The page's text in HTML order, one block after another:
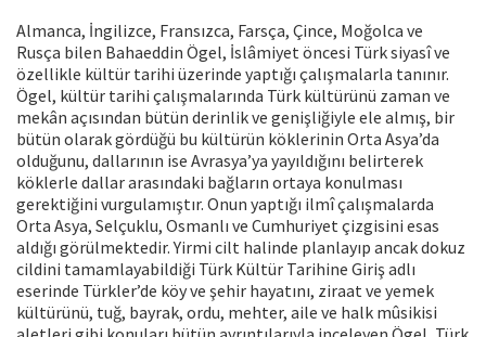
Almanca, İngilizce, Fransızca, Farsça, Çince, Moğolca ve
Rusça bilen Bahaeddin Ögel, İslâmiyet öncesi Türk siyasî ve
özellikle kültür tarihi üzerinde yaptığı çalışmalarla tanınır.
Ögel, kültür tarihi çalışmalarında Türk kültürünü zaman ve
mekân açısından bütün derinlik ve genişliğiyle ele almış, bir
bütün olarak gördüğü bu kültürün köklerinin Orta Asya’da
olduğunu, dallarının ise Avrasya’ya yayıldığını belirterek
köklerle dallar arasındaki bağların ortaya konulması
gerektiğini vurgulamıştır. Onun yaptığı ilmî çalışmalarda
Orta Asya, Selçuklu, Osmanlı ve Cumhuriyet çizgisini esas
aldığı görülmektedir. Yirmi cilt halinde planlayıp ancak dokuz
cildini tamamlayabildiği Türk Kültür Tarihine Giriş adlı
eserinde Türkler’de köy ve şehir hayatını, ziraat ve yemek
kültürünü, tuğ, bayrak, ordu, mehter, aile ve halk mûsikisi